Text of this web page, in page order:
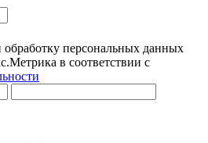
персональных данных
в соответствии с